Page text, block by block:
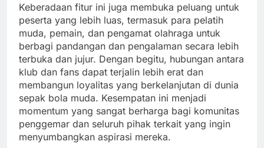
Keberadaan fitur ini juga membuka peluang untuk
peserta yang lebih luas, termasuk para pelatih
muda, pemain, dan pengamat olahraga untuk
berbagi pandangan dan pengalaman secara lebih
terbuka dan jujur. Dengan begitu, hubungan antara
klub dan fans dapat terjalin lebih erat dan
membangun loyalitas yang berkelanjutan di dunia
sepak bola muda. Kesempatan ini menjadi
momentum yang sangat berharga bagi komunitas
penggemar dan seluruh pihak terkait yang ingin
menyumbangkan aspirasi mereka.